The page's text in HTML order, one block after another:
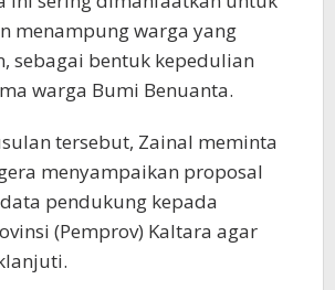
menampung warga yang
sebagai bentuk kepedulian
warga Bumi Benuanta.
tersebut, Zainal meminta
menyampaikan proposal
pendukung kepada
(Pemprov) Kaltara agar